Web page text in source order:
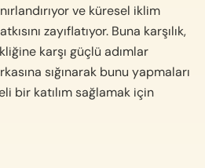
ve küresel iklim
zayıflatıyor. Buna karşılık,
karşı güçlü adımlar
sığınarak bunu yapmaları
bir katılım sağlamak için